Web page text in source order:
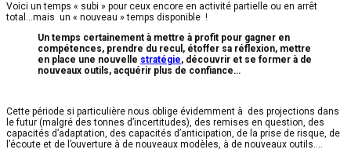
Voici un temps « subi » pour ceux encore en activité partielle ou en arrêt
total…mais un « nouveau » temps disponible !
Un temps certainement à mettre à profit pour gagner en
compétences, prendre du recul, étoffer sa réflexion, mettre
en place une nouvelle stratégie, découvrir et se former à de
nouveaux outils, acquérir plus de confiance…
Cette période si particulière nous oblige évidemment à des projections dans
le futur (malgré des tonnes d’incertitudes), des remises en question, des
capacités d’adaptation, des capacités d’anticipation, de la prise de risque, de
l’écoute et de l’ouverture à de nouveaux modèles, à de nouveaux outils….